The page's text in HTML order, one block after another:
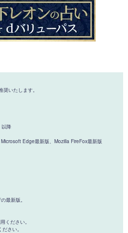
いたします。
降
Edge最新版、Mozilla FireFox最新版
最新版。
ください。
さい。